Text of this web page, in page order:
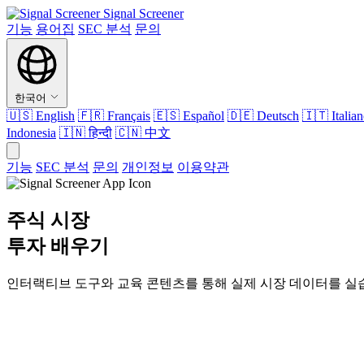
Signal Screener
기능 용어집 SEC 분석 문의
한국어
🇺🇸 English 🇫🇷 Français 🇪🇸 Español 🇩🇪 Deutsch 🇮🇹
Indonesia 🇮🇳हिन्दी 🇨🇳 中文
기능 SEC 분석 문의 개인정보 이용약관
주식 시장
투자 배우기
인터랙티브 도구와 교육 콘텐츠를 통해 실제 시장 데이터를